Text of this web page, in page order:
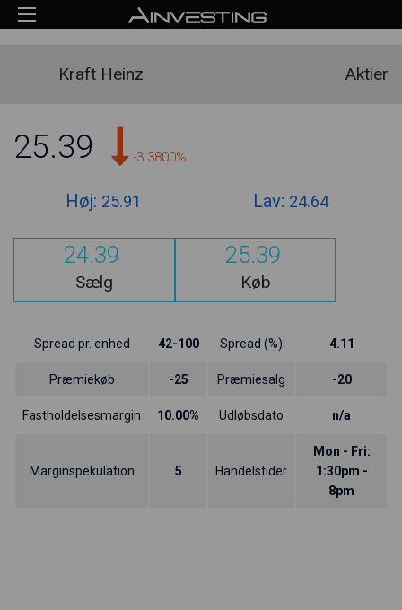
Kraft Heinz Aktier
25.39 -3.3800%
Høj: 25.91 Lav: 24.64
24.39
Sælg
25.39
Køb
Spread pr. enhed 42-100 Spread (%) 4.11
Præmiekøb -25 Præmiesalg -20
Fastholdelsesmargin 10.00% Udløbsdato n/a
Marginspekulation 5 Handelstider
Mon - Fri:
1:30pm -
8pm